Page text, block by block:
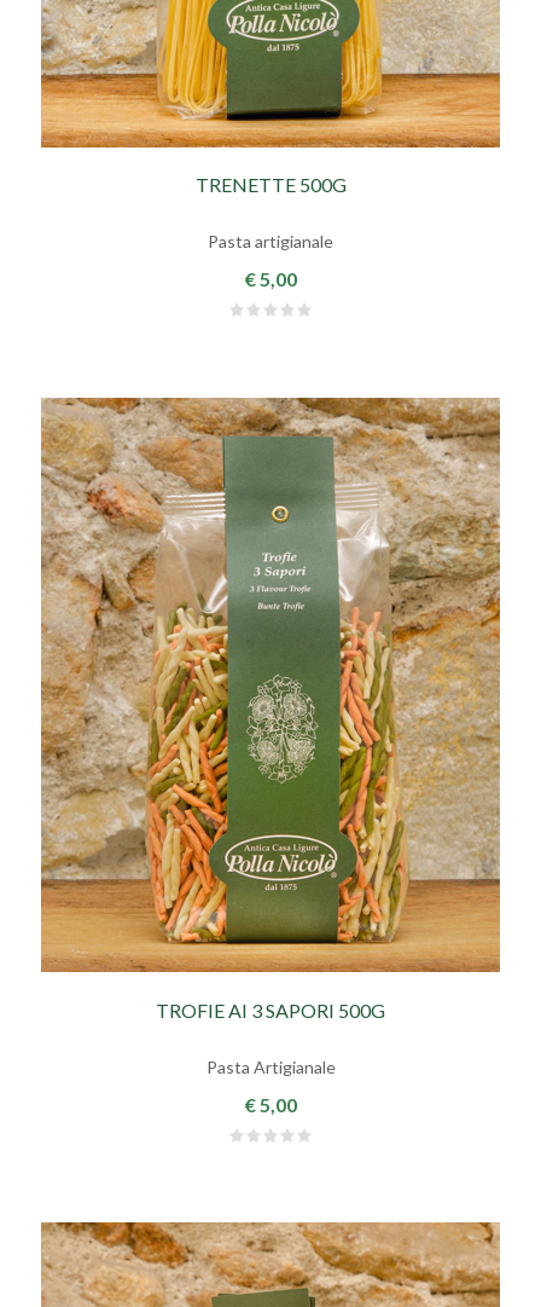
TRENETTE 500G
Pasta artigianale
€ 5,00
TROFIE AI 3 SAPORI 500G
Pasta Artigianale
€ 5,00